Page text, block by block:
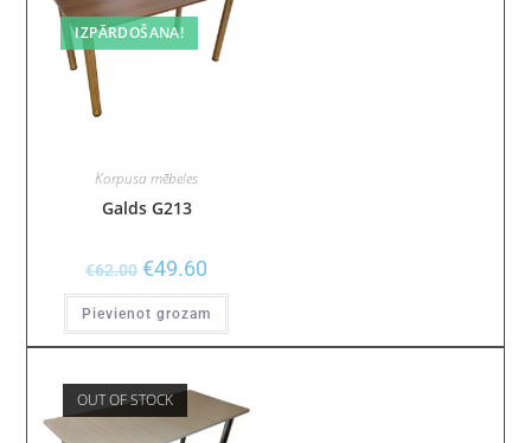
IZPĀRDOŠANA!
Korpusa mēbeles
Galds G213
€62.00 €49.60
Pievienot grozam
OUT OF STOCK